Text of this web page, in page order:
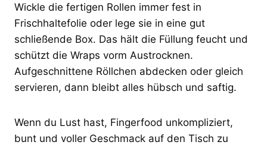
Wickle die fertigen Rollen immer fest in
Frischhaltefolie oder lege sie in eine gut
schließende Box. Das hält die Füllung feucht und
schützt die Wraps vorm Austrocknen.
Aufgeschnittene Röllchen abdecken oder gleich
servieren, dann bleibt alles hübsch und saftig.
Wenn du Lust hast, Fingerfood unkompliziert,
bunt und voller Geschmack auf den Tisch zu